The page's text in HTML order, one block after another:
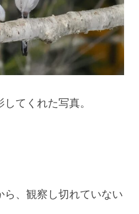
てくれた写真。
ら、観察し切れていない